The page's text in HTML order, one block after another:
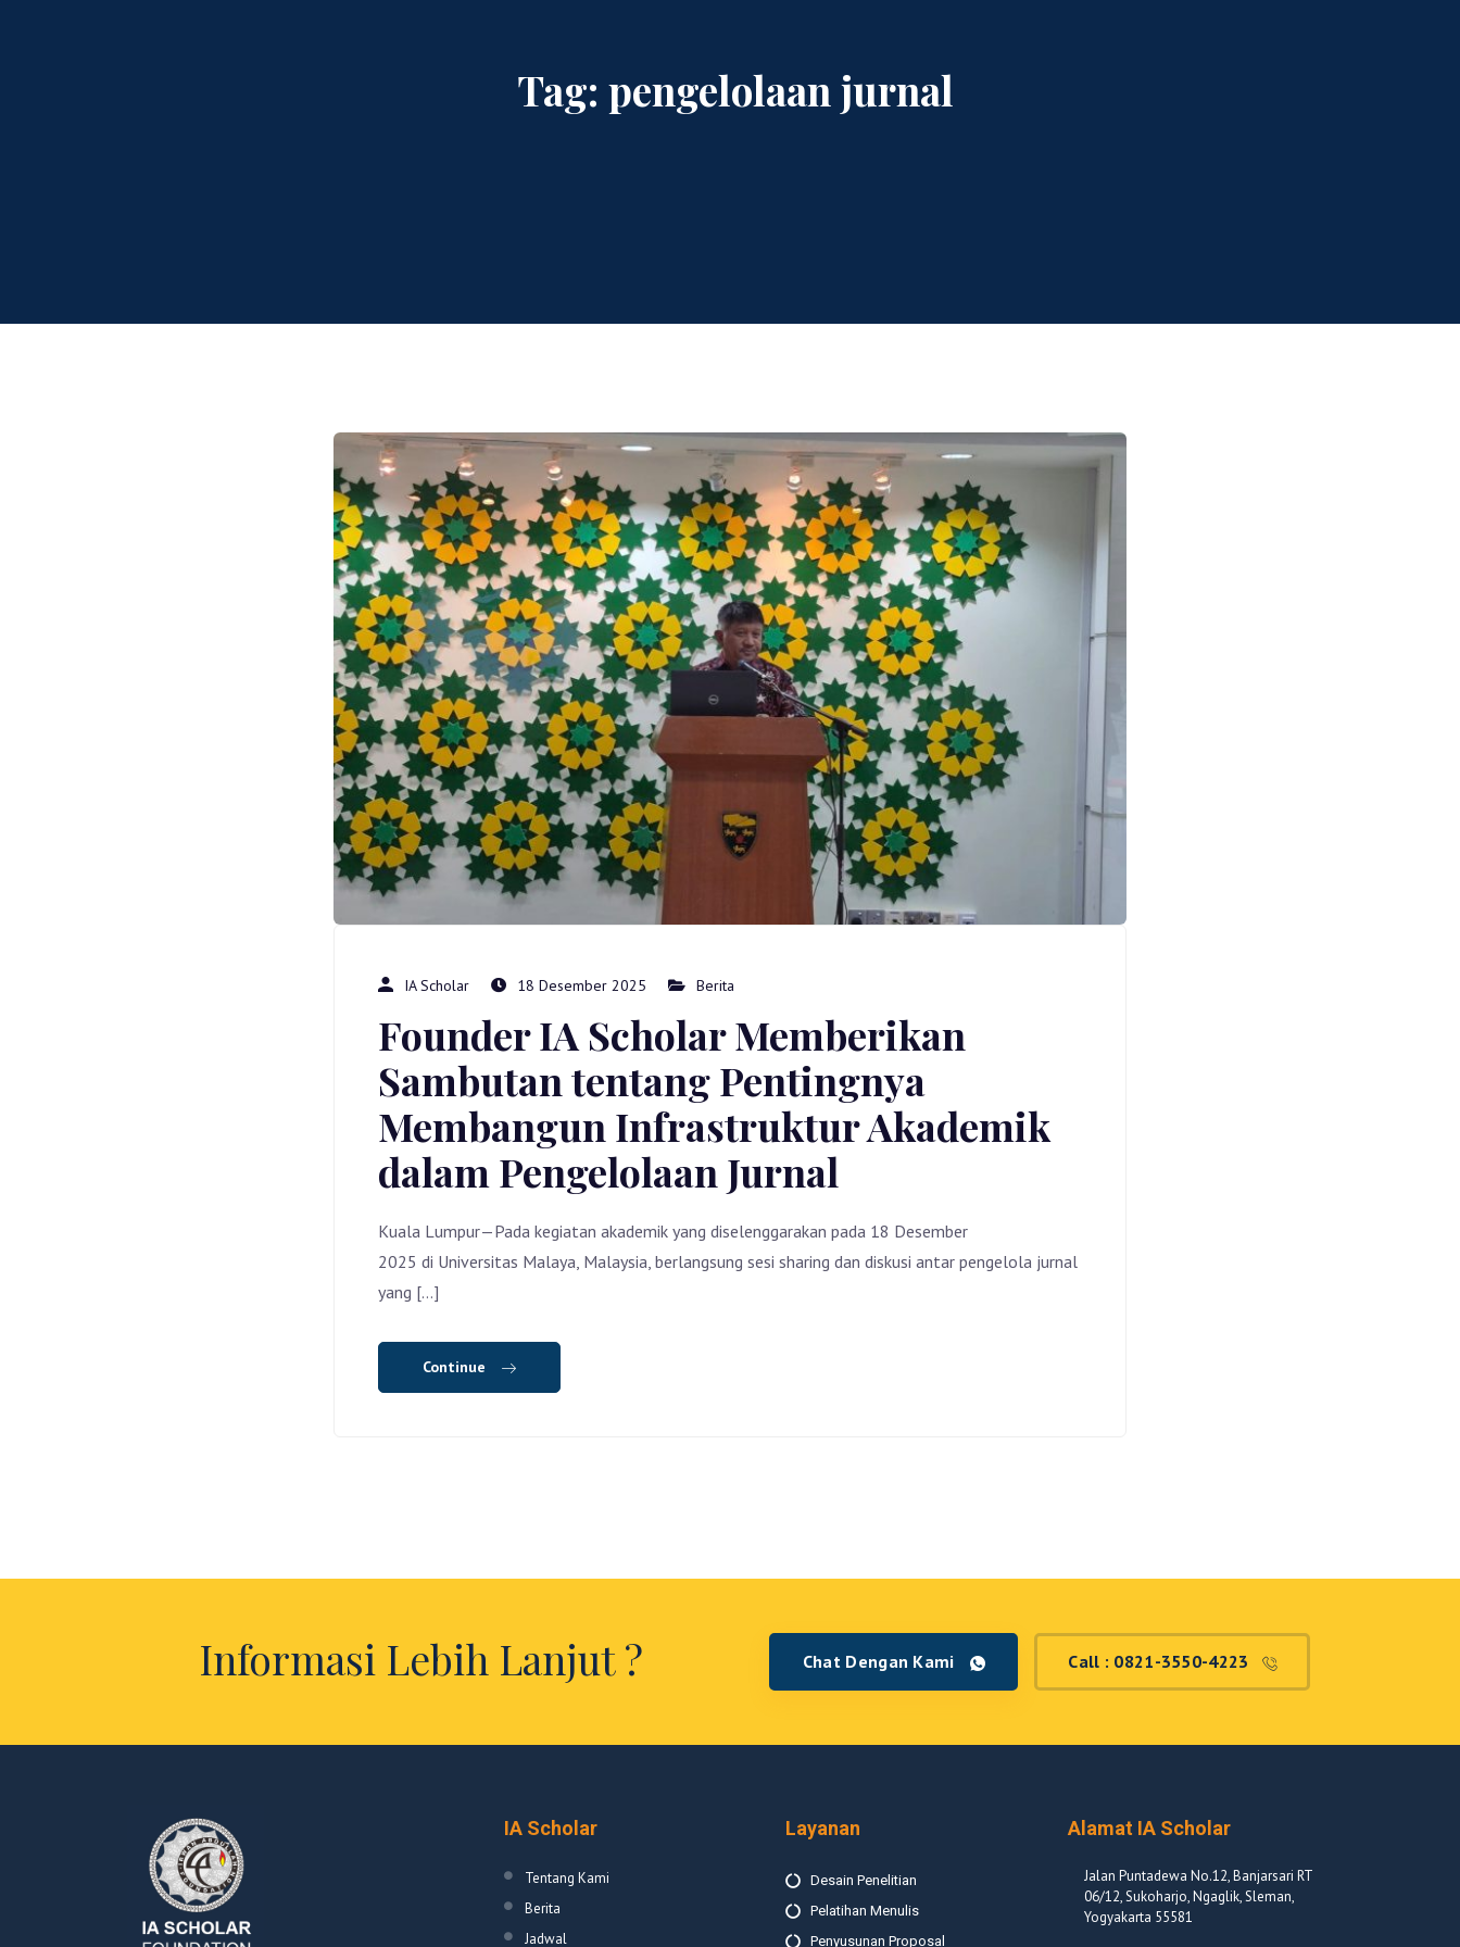
Tag: pengelolaan jurnal
IA Scholar 18 Desember 2025 Berita
Founder IA Scholar Memberikan
Sambutan tentang Pentingnya
Membangun Infrastruktur Akademik
dalam Pengelolaan Jurnal
Kuala Lumpur—Pada kegiatan akademik yang diselenggarakan pada 18 Desember
2025 di Universitas Malaya, Malaysia, berlangsung sesi sharing dan diskusi antar pengelola jurnal
yang […]
Continue
Informasi Lebih Lanjut ? Chat Dengan Kami Call : 0821-3550-4223
IA Scholar
Tentang Kami
Berita
Jadwal
Layanan
Desain Penelitian
Pelatihan Menulis
Penyusunan Proposal
Alamat IA Scholar
Jalan Puntadewa No.12, Banjarsari RT
06/12, Sukoharjo, Ngaglik, Sleman,
Yogyakarta 55581